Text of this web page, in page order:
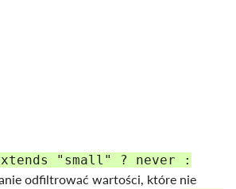
"small" ? never :
odfiltrować wartości, które nie